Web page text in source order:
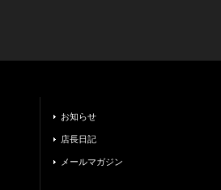
お知らせ
店長日記
メールマガジン